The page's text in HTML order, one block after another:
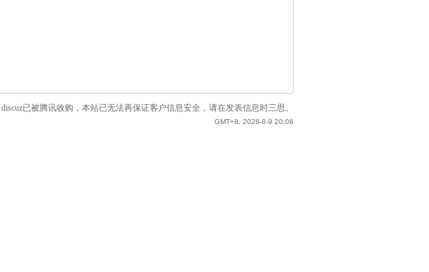
discuz已被腾讯收购，本站已无法再保证客户信息安全，请在发表信息时三思。
GMT+8, 2026-8-9 20:06